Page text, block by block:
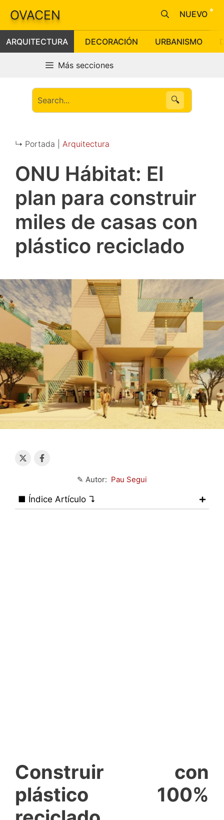
Saltar
contenido
OVACEN
ARQUITECTURA DECORACIÓN URBANISMO
NUEVO
Más secciones
🔍
↳ Portada | Arquitectura
ONU Hábitat: El
plan para construir
miles de casas con
plástico reciclado
✎ Autor: Pau Segui
■ Índice Artículo ↴
Construir con
plástico 100%